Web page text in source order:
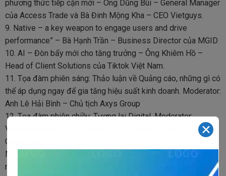
phương thức tiếp cận mới – Ông Dũng Bùi – General Manager
của Access Trade và Bà Đinh Mộng Kha – CEO Vietguys.
9. Native – a key weapon to engage users and drive
performance” – Bà Hạnh Trần – Business Director của MGID
10. AI – Đòn bẩy mới cho tăng trưởng – Ông Khiêm Hồ –
Head of Client Solutions của Tiktok Việt Nam.
11. Tọa đàm phiên sáng: Thảo luận về Quảng cáo, những gì có
thể áp dụng ngay để gia tăng hiệu suất kinh doanh. Moderator:
Anh Lê Hải Bình – Chủ tịch Axys Group
12. Tọa đàm phiên chiều: Tương lai Digital. Moderator:
Vanessa Phan – Co-Founder& CEO – Anatics Tech Bi
Consulting Firm
Một lần nữa cảm ơn các diễn giả, modarator và Panelist đã
mang đến những nội dung hữu ích, hấp dẫn hỗ trợ khách mời
✕